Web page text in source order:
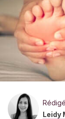
Leidy